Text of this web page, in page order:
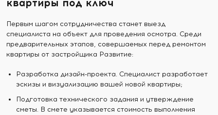
квартиры под ключ
Первым шагом сотрудничества станет выезд
специалиста на объект для проведения осмотра. Среди
предварительных этапов, совершаемых перед ремонтом
квартиры от застройщика Развитие:
Разработка дизайн-проекта. Специалист разработает
эскизы и визуализацию вашей новой квартиры;
Подготовка технического задания и утверждение
сметы. В смете указывается стоимость выполнения